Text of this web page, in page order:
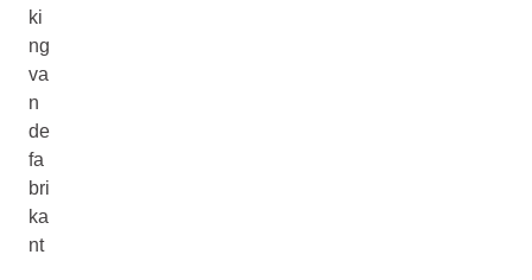
ki
ng
va
n
de
fa
bri
ka
nt